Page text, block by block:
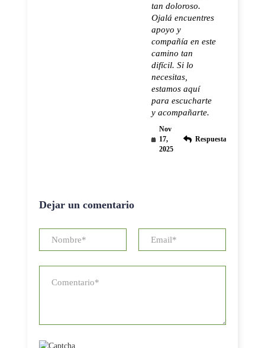
tan doloroso.
Ojalá encuentres
apoyo y
compañía en este
camino tan
difícil. Si lo
necesitas,
estamos aquí
para escucharte
y acompañarte.
Nov
17,
2025
Respuesta
Dejar un comentario